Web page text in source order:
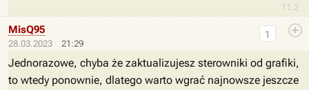
11.2
28.03.2023 21:29
1
MisQ95
Jednorazowe, chyba że zaktualizujesz sterowniki od grafiki,
to wtedy ponownie, dlatego warto wgrać najnowsze jeszcze